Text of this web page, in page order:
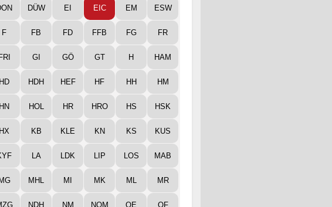
DÜW EI EIC EM ESW
F FB FD FFB FG FR
GI GÖ GT H HAM
HD HDH HEF HF HH HM
HN HOL HR HRO HS HSK
HX KB KLE KN KS KUS
LA LDK LIP LOS MAB
MHL MI MK ML MR
NDH NM NOM OE OF